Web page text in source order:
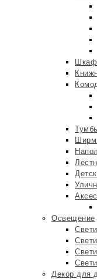
Освещение
Декор для